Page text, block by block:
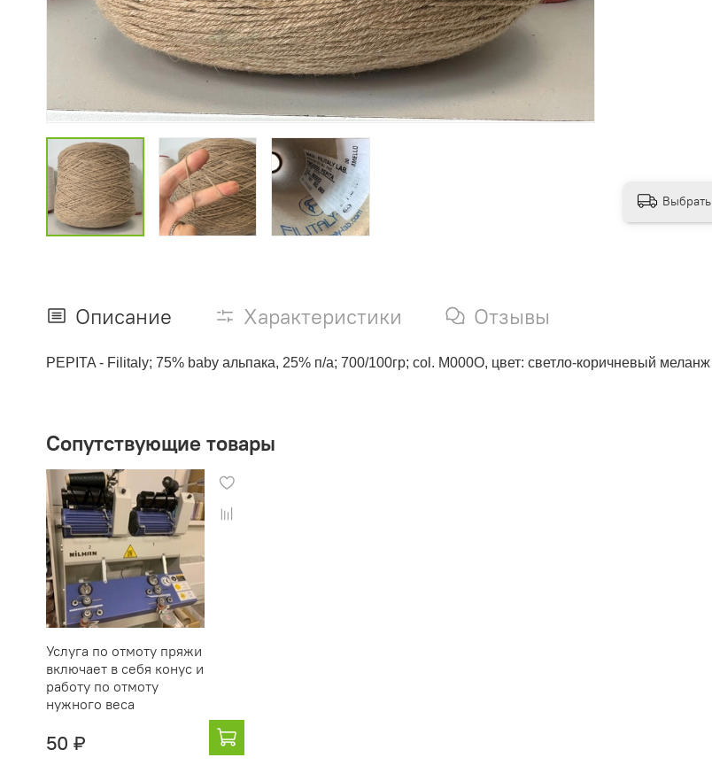
Выбрать
Описание Характеристики Отзывы
PEPITA - Filitaly; 75% baby альпака, 25% п/а; 700/100гр; col. M000O, цвет: светло-коричневый меланж
Сопутствующие товары
Услуга по отмоту пряжи
включает в себя конус и
работу по отмоту
нужного веса
50 ₽